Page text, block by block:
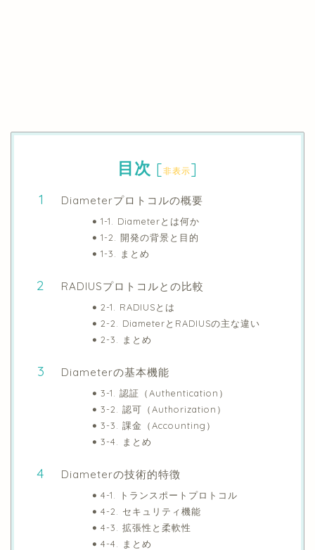
目次 [非表示]
Diameterプロトコルの概要
1-1. Diameterとは何か
1-2. 開発の背景と目的
1-3. まとめ
RADIUSプロトコルとの比較
2-1. RADIUSとは
2-2. DiameterとRADIUSの主な違い
2-3. まとめ
Diameterの基本機能
3-1. 認証（Authentication）
3-2. 認可（Authorization）
3-3. 課金（Accounting）
3-4. まとめ
Diameterの技術的特徴
4-1. トランスポートプロトコル
4-2. セキュリティ機能
4-3. 拡張性と柔軟性
4-4. まとめ